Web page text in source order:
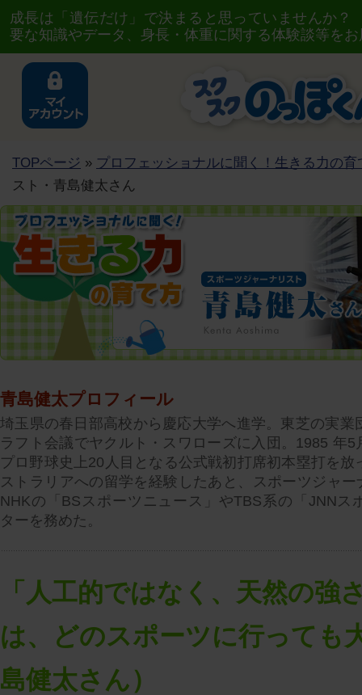
成長は「遺伝だけ」で決まると思っていませんか
要な知識やデータ、身長・体重に関する体験談等を
TOPページ » プロフェッショナルに聞く！生きる力の育
スト・青島健太さん
青島健太プロフィール
埼玉県の春日部高校から慶応大学へ進学。東芝の実業
ラフト会議でヤクルト・スワローズに入団。1985 年
プロ野球史上20人目となる公式戦初打席初本塁打を
ストラリアへの留学を経験したあと、スポーツジャ
NHKの「BSスポーツニュース」やTBS系の「JNNス
ターを務めた。
「人工的ではなく、天然の強
は、どのスポーツに行っても
島健太さん）